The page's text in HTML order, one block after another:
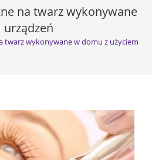
na twarz wykonywane
twarz wykonywane w domu z użyciem